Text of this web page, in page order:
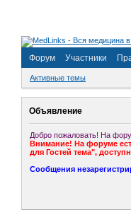
Форум Участники
Активные темы
Объявление
Добро пожаловать! На
Внимание! На форуме
для Гостей тема",
Сообщения